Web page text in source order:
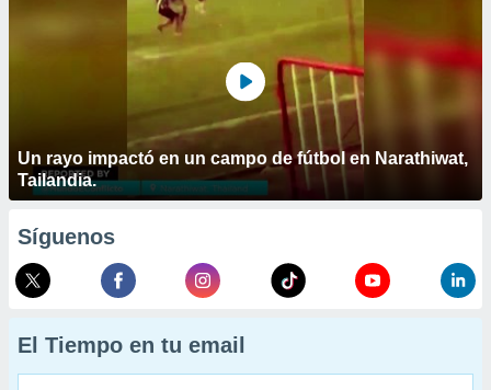
Un rayo impactó en un campo de fútbol en Narathiwat,
Tailandia.
Síguenos
El Tiempo en tu email